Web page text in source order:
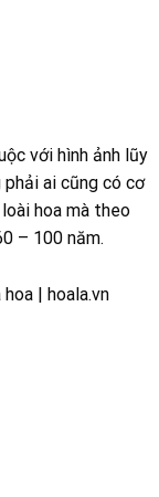
với hình ảnh lũy
ai cũng có cơ
hoa mà theo
– 100 năm.